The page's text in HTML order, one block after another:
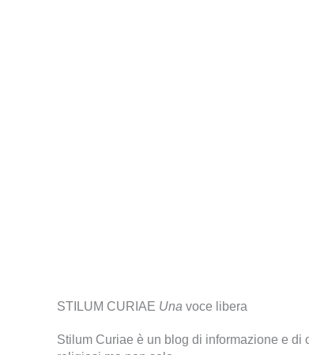
STILUM CURIAE Una voce libera
Stilum Curiae è un blog di informazione e di